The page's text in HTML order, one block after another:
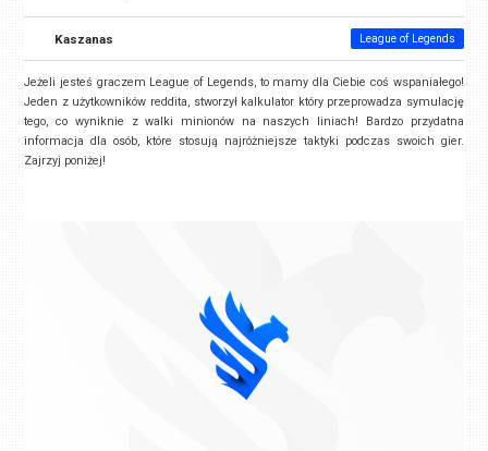
Kaszanas League of Legends
Jeżeli jesteś graczem League of Legends, to mamy dla Ciebie coś wspaniałego!
Jeden z użytkowników reddita, stworzył kalkulator który przeprowadza symulację
tego, co wyniknie z walki minionów na naszych liniach! Bardzo przydatna
informacja dla osób, które stosują najróżniejsze taktyki podczas swoich gier.
Zajrzyj poniżej!